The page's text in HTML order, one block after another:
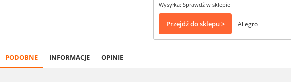
Wysyłka: Sprawdź w sklepie
Przejdź do sklepu > Allegro
PODOBNE INFORMACJE OPINIE